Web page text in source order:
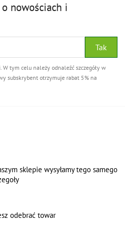
nowościach i
tym celu należy odnaleźć szczegóły w
subskrybent otrzymuje rabat 5% na
sklepie wysyłamy tego samego
odebrać towar